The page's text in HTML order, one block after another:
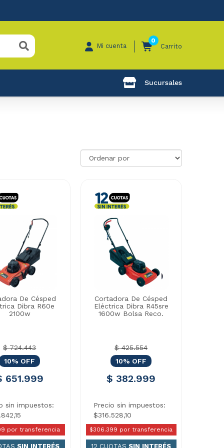
Mi cuenta
0
Carrito
Sucursales
De Césped
Dibra R60e
2100w
$ 724.443
10% OFF
651.999
sin impuestos:
por transferencia
SIN INTERÉS
Cortadora De Césped
Eléctrica Dibra R45sre
1600w Bolsa Reco.
$ 425.554
10% OFF
$ 382.999
Precio sin impuestos:
$316.528,10
$306.399 por transferencia
12 CUOTASSIN INTERÉS